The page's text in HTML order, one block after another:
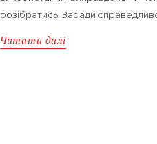
розібратись. Заради
Читати далі